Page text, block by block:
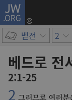
JW.ORG
벧전 2
베드로 전
2:1-25
2 그러므로 여러분